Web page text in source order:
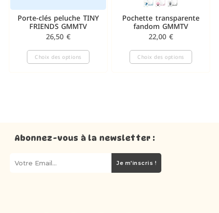
Porte-clés peluche TINY
FRIENDS GMMTV
26,50 €
Choix des options
Pochette transparente
fandom GMMTV
22,00 €
Choix des options
Abonnez-vous à la newsletter :
Je m'inscris !